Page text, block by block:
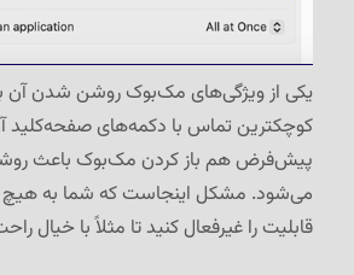
یکی از ویژگی‌های مک‌بوک روشن شدن
کوچکترین تماس با دکمه‌های صفحه‌کلید
پیش‌فرض هم باز کردن مک‌بوک باعث
می‌شود. مشکل اینجاست که شما به هیچ
قابلیت را غیرفعال کنید تا مثلاً با خیال